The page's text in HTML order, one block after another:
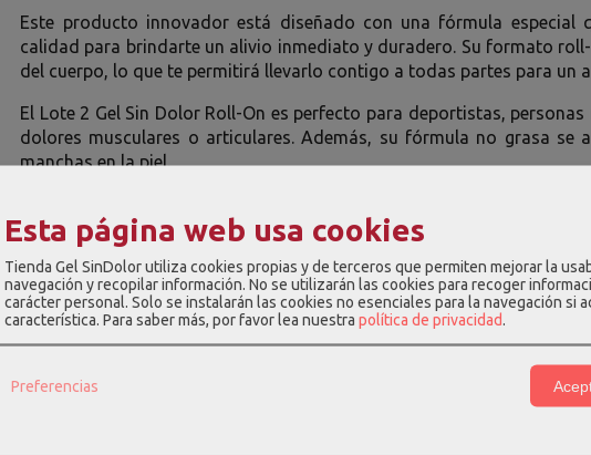
Este producto innovador está diseñado con una fórmula especial
calidad para brindarte un alivio inmediato y duradero. Su formato
del cuerpo, lo que te permitirá llevarlo contigo a todas partes para un
El Lote 2 Gel Sin Dolor Roll-On es perfecto para deportistas,
dolores musculares o articulares. Además, su fórmula no grasa se
manchas en la piel.
Este gel está hecho con Aloe Vera y Árnica, dos plantas
antiinflamatorias. El Aloe Vera es conocido por su capacidad
mientras que la Árnica se ha utilizado tradicionalmente para tratar
El Pack de 2 Geles de Aloe Vera y Árnica SinDolor es perfecto para
efectiva para el dolor. Además, su fórmula de rápida absorción y no
residuos.
Haz clic en el enlace del producto para ver las características y
Esta página web usa cookies
Tienda Gel SinDolor utiliza cookies propias y de terceros que permiten mejorar la
navegación y recopilar información. No se utilizarán las cookies para recoger
carácter personal. Solo se instalarán las cookies no esenciales para la navegación si
característica. Para saber más, por favor lea nuestra política de privacidad.
Preferencias